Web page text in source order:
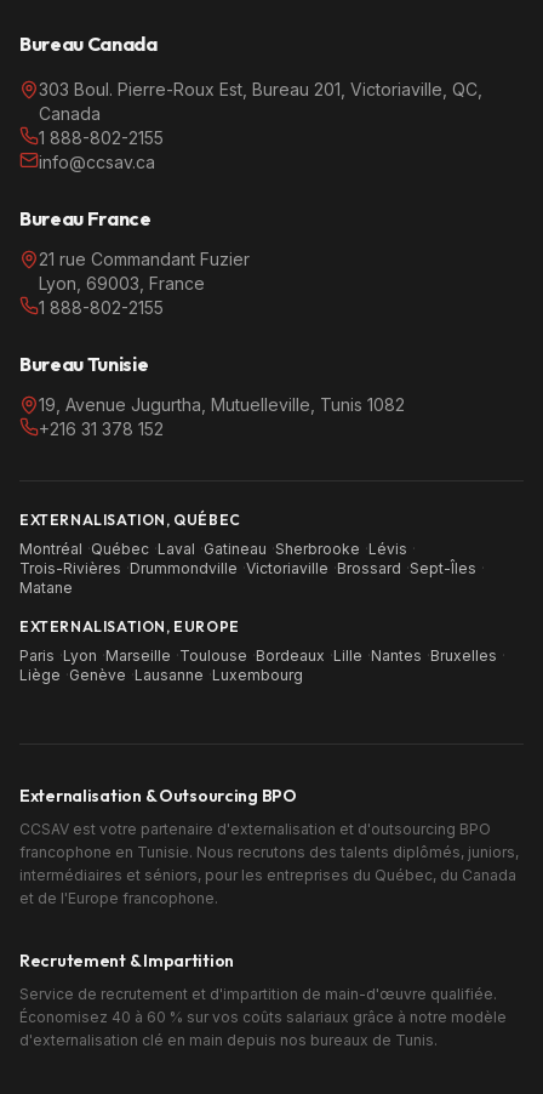
Bureau Canada
303 Boul. Pierre-Roux Est, Bureau 201, Victoriaville, QC,
Canada
1 888-802-2155
info@ccsav.ca
Bureau France
21 rue Commandant Fuzier
Lyon, 69003, France
1 888-802-2155
Bureau Tunisie
19, Avenue Jugurtha, Mutuelleville, Tunis 1082
+216 31 378 152
EXTERNALISATION, QUÉBEC
Montréal ·Québec ·Laval ·Gatineau ·Sherbrooke ·Lévis ·
Trois-Rivières ·Drummondville ·Victoriaville ·Brossard ·Sept-Îles ·
Matane
EXTERNALISATION, EUROPE
Paris ·Lyon ·Marseille ·Toulouse ·Bordeaux ·Lille ·Nantes ·Bruxelles ·
Liège ·Genève ·Lausanne ·Luxembourg
Externalisation & Outsourcing BPO
CCSAV est votre partenaire d'externalisation et d'outsourcing BPO
francophone en Tunisie. Nous recrutons des talents diplômés, juniors,
intermédiaires et séniors, pour les entreprises du Québec, du Canada
et de l'Europe francophone.
Recrutement & Impartition
Service de recrutement et d'impartition de main-d'œuvre qualifiée.
Économisez 40 à 60 % sur vos coûts salariaux grâce à notre modèle
d'externalisation clé en main depuis nos bureaux de Tunis.